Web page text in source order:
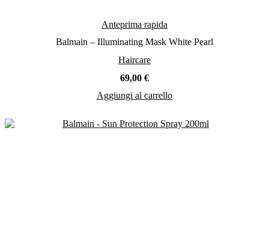
Anteprima rapida
Balmain – Illuminating Mask White Pearl
Haircare
69,00 €
Aggiungi al carrello